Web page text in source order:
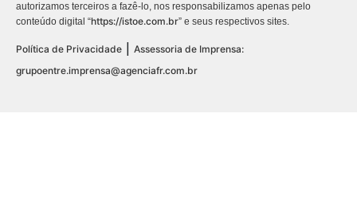
autorizamos terceiros a fazê-lo, nos responsabilizamos apenas pelo
conteúdo digital “https://istoe.com.br” e seus respectivos sites.
Política de Privacidade
Assessoria de Imprensa:
grupoentre.imprensa@agenciafr.com.br